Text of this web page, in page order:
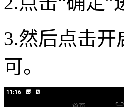
3.然后点击
可。